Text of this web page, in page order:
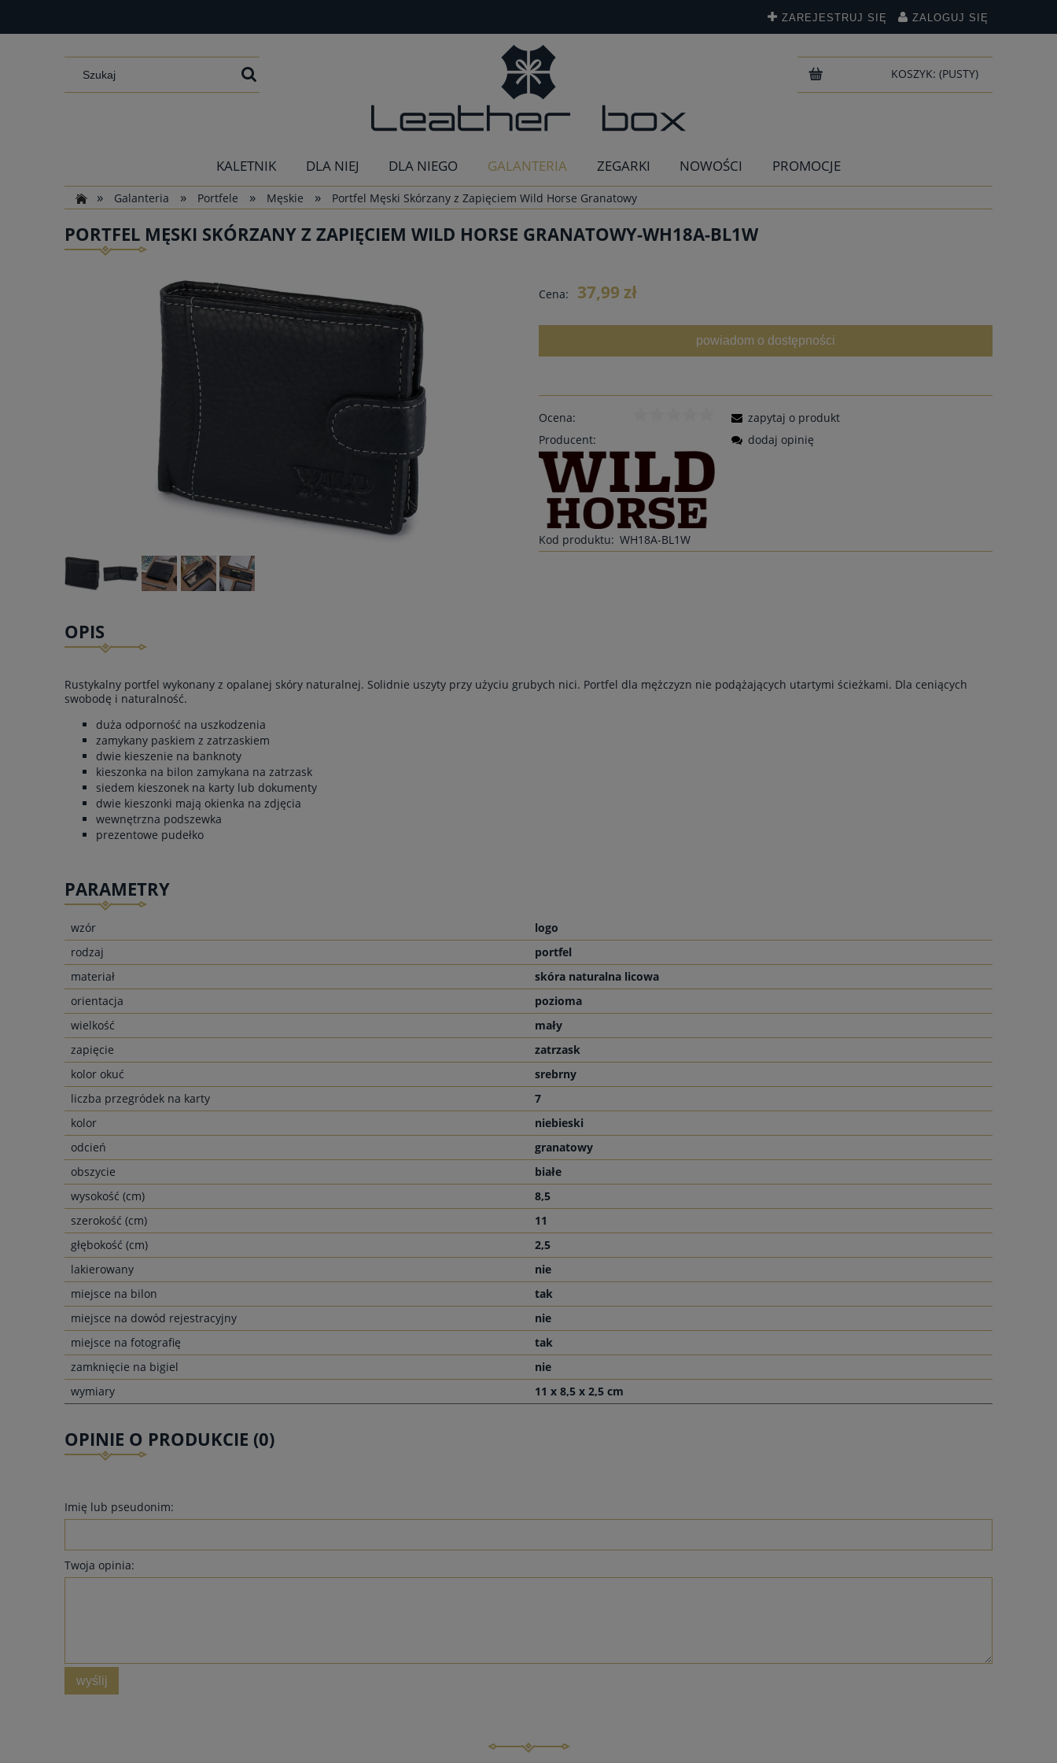
ZAREJESTRUJ SIĘ ZALOGUJ SIĘ
KOSZYK: (PUSTY)
KALETNIK DLA NIEJ DLA NIEGO GALANTERIA ZEGARKI NOWOŚCI
PROMOCJE
»
Galanteria » Portfele » Męskie » Portfel Męski Skórzany z Zapięciem Wild Horse Granatowy
PORTFEL MĘSKI SKÓRZANY Z ZAPIĘCIEM WILD HORSE GRANATOWY-WH18A-BL1W
Cena: 37,99 zł
powiadom o dostępności
Ocena:
Producent:
Kod produktu: WH18A-BL1W
zapytaj o produkt
dodaj opinię
OPIS
Rustykalny portfel wykonany z opalanej skóry naturalnej. Solidnie uszyty przy użyciu grubych nici. Portfel dla mężczyzn nie podążających utartymi ścieżkami. Dla ceniących
swobodę i naturalność.
duża odporność na uszkodzenia
zamykany paskiem z zatrzaskiem
dwie kieszenie na banknoty
kieszonka na bilon zamykana na zatrzask
siedem kieszonek na karty lub dokumenty
dwie kieszonki mają okienka na zdjęcia
wewnętrzna podszewka
prezentowe pudełko
PARAMETRY
wzór
logo
rodzaj
portfel
materiał
skóra naturalna licowa
orientacja
pozioma
wielkość
mały
zapięcie
zatrzask
kolor okuć
srebrny
liczba przegródek na karty
7
kolor
niebieski
odcień
granatowy
obszycie
białe
wysokość (cm)
8,5
szerokość (cm)
11
głębokość (cm)
2,5
lakierowany
nie
miejsce na bilon
tak
miejsce na dowód rejestracyjny
nie
miejsce na fotografię
tak
zamknięcie na bigiel
nie
wymiary
11 x 8,5 x 2,5 cm
OPINIE O PRODUKCIE (0)
Imię lub pseudonim:
Twoja opinia:
wyślij